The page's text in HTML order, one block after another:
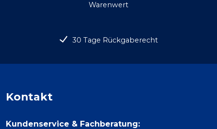
Warenwert
30 Tage Rückgaberecht
Kontakt
Kundenservice & Fachberatung: